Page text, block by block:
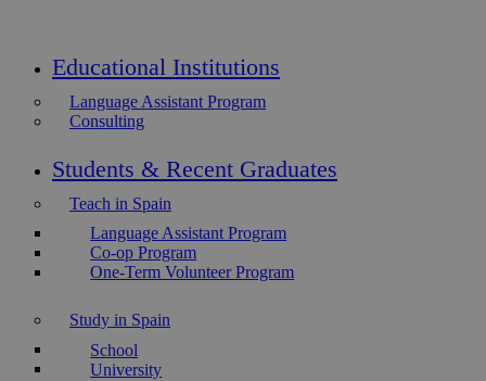
Educational Institutions
Language Assistant Program
Consulting
Students & Recent Graduates
Teach in Spain
Language Assistant Program
Co-op Program
One-Term Volunteer Program
Study in Spain
School
University